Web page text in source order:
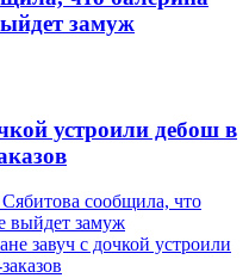
замуж
устроили дебош в
сообщила, что
выйдет замуж
завуч с дочкой устроили